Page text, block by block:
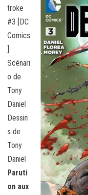
troke
#3 [DC
Comics
]
Scénari
o de
Tony
Daniel
Dessin
s de
Tony
Daniel
Paruti
on aux